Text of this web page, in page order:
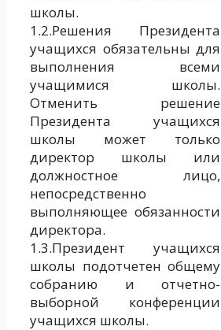
школы.
1.2.Решения Президента
учащихся обязательны для
выполнения всеми
учащимися школы.
Отменить решение
Президента учащихся
школы может только
директор школы или
должностное лицо,
непосредственно
выполняющее обязанности
директора.
1.3.Президент учащихся
школы подотчетен общему
собранию и отчетно-
выборной конференции
учащихся школы.